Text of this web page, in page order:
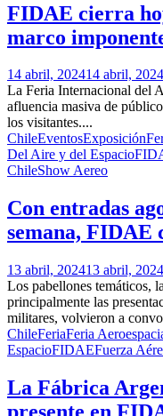
FIDAE cierra
marco
14 abril, 202414 abril, 2024
La Feria Internacional del
afluencia masiva de
los visitantes....
ChileEventosExposición
Del Aire y del Espacio
ChileShow Aereo
Con entradas
semana, FIDAE
13 abril, 202413 abril, 2024
Los pabellones temáticos,
principalmente las
militares, volvieron a
ChileFeriaFeria
EspacioFIDAEFuerza
La Fábrica